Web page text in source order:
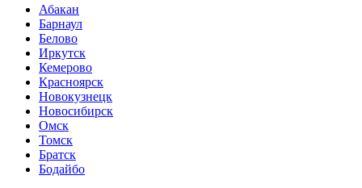
Абакан
Барнаул
Белово
Иркутск
Кемерово
Красноярск
Новокузнецк
Новосибирск
Омск
Томск
Братск
Бодайбо